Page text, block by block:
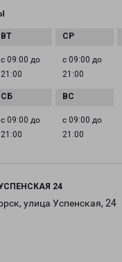
с 09:00 до
21:00
с 09:00 до
21:00
с 09:00 до
21:00
с 09:00 до
21:00
24
улица Успенская, 24